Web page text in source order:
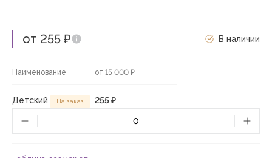
от 255 ₽ В наличии
Наименование от 15 000 ₽
Детский На заказ 255 ₽